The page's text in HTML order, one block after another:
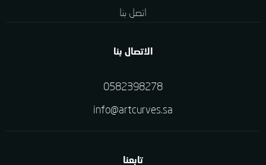
اتصل بنا
الاتصال بنا
0582398278
info@artcurves.sa
تابعنا